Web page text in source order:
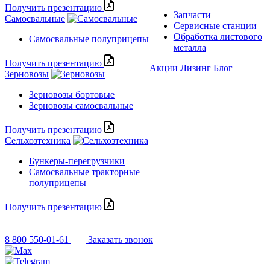
Получить презентацию
Самосвальные
Самосвальные полуприцепы
Получить презентацию
Зерновозы
Зерновозы бортовые
Зерновозы самосвальные
Получить презентацию
Сельхозтехника
Бункеры-перегрузчики
Самосвальные тракторные
полуприцепы
Получить презентацию
Запчасти
Сервисные станции
Обработка листового
металла
Акции Лизинг Блог
8 800 550-01-61 Заказать звонок